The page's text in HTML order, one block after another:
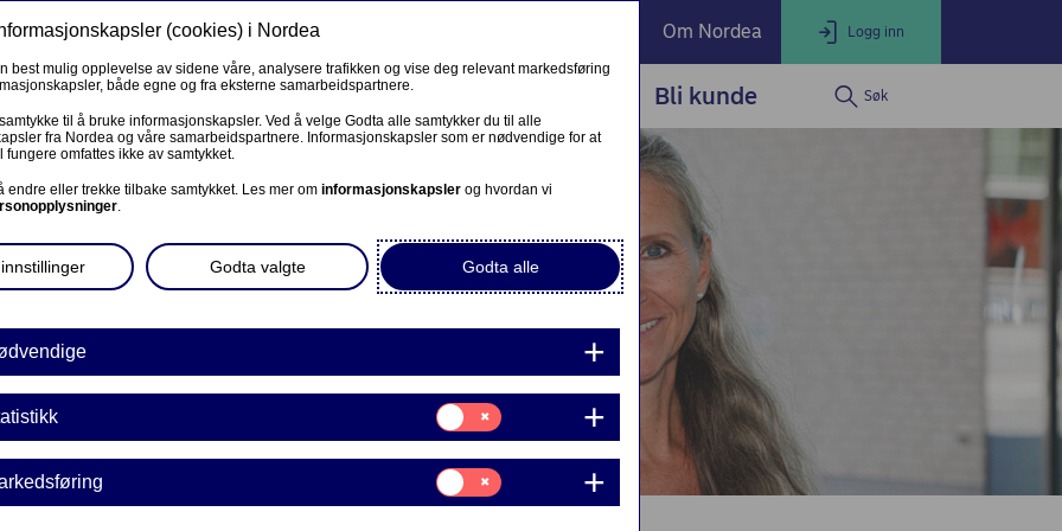
Privat Om Nordea Logg inn
LOGG INN
Nettbank Privat
Nordea Business
Nordea Corporate
Endre eller fullfør private lånesøknader
Mine lånesøknader
BEDRIFT
Corporate Netbank
AutoFX Hedging
Bedriftens dokumenter
Våre sider -kundeinformasjon
VPS Investortjenester
VPS Foretakstjenester
Våre produkter Fagforbund Bli kunde Søk
60
best mulig fremover?
holder også kurs om
(cookies) i Nordea
best mulig opplevelse av sidene våre, analysere trafikken og vise deg relevant markedsføring
både egne og fra eksterne samarbeidspartnere.
til å bruke informasjonskapsler. Ved å velge Godta alle samtykker du til alle
fra Nordea og våre samarbeidspartnere. Informasjonskapsler som er nødvendige for at
fungere omfattes ikke av samtykket.
endre eller trekke tilbake samtykket. Les mer om informasjonskapsler og hvordan vi
.
Godta alle
Godta valgte
Samtykke
til:
Statistikk
Samtykke
til:
Markedsføring